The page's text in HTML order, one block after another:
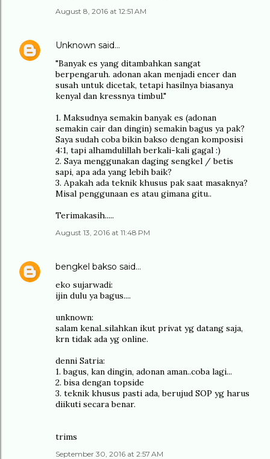
August 8, 2016 at 12:51 AM
Unknown said…
"Banyak es yang ditambahkan sangat
berpengaruh. adonan akan menjadi encer dan
susah untuk dicetak, tetapi hasilnya biasanya
kenyal dan kressnya timbul."
1. Maksudnya semakin banyak es (adonan
semakin cair dan dingin) semakin bagus ya pak?
Saya sudah coba bikin bakso dengan komposisi
4:1, tapi alhamdulillah berkali-kali gagal :)
2. Saya menggunakan daging sengkel / betis
sapi, apa ada yang lebih baik?
3. Apakah ada teknik khusus pak saat masaknya?
Misal penggunaan es atau gimana gitu..
Terimakasih.....
August 13, 2016 at 11:48 PM
bengkel bakso said…
eko sujarwadi:
ijin dulu ya bagus....
unknown:
salam kenal..silahkan ikut privat yg datang saja,
krn tidak ada yg online.
denni Satria:
1. bagus, kan dingin, adonan aman..coba lagi...
2. bisa dengan topside
3. teknik khusus pasti ada, berujud SOP yg harus
diikuti secara benar.
trims
September 30, 2016 at 2:57 AM